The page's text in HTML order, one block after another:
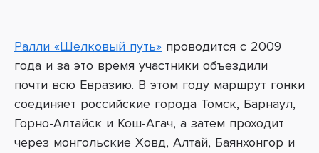
Ралли «Шелковый путь» проводится с 2009
года и за это время участники объездили
почти всю Евразию. В этом году маршрут гонки
соединяет российские города Томск, Барнаул,
Горно-Алтайск и Кош-Агач, а затем проходит
через монгольские Ховд, Алтай, Баянхонгор и